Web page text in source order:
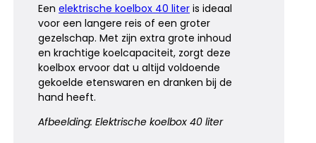
Een elektrische koelbox 40 liter is ideaal
voor een langere reis of een groter
gezelschap. Met zijn extra grote inhoud
en krachtige koelcapaciteit, zorgt deze
koelbox ervoor dat u altijd voldoende
gekoelde etenswaren en dranken bij de
hand heeft.
Afbeelding: Elektrische koelbox 40 liter